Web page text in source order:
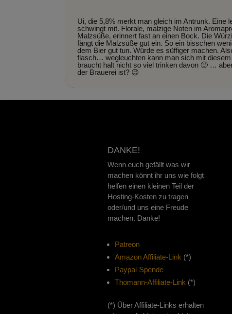
Ui, die 5,8% merkt man gleich im Antrunk. Eine
schwingt mit. Florale, malzige Noten im
Malzsüße, erinnert fast an einen Bock. Die
fängt die Malzsüße gut ein. So ein bisschen
dem Bier gut tun. Würde es süffiger machen.
flasch… wegleuchten kann man sich mit
braucht halt nicht so viel trinken davon 🙂 …
der Brauerei ist? 😉
DANKE!
Wenn euch gefällt was wir
machen könnt ihr uns wie folgt
helfen einen kleinen Teil der
Hosting-Kosten zu tragen
oder/und uns eine Freude
machen. Danke!
Patreon
Amazon Affiliate-Link (*)
Paypal-Spende
Thomann-Affiliate-Link (*)
(*) Über Affiliate-Links erhalten